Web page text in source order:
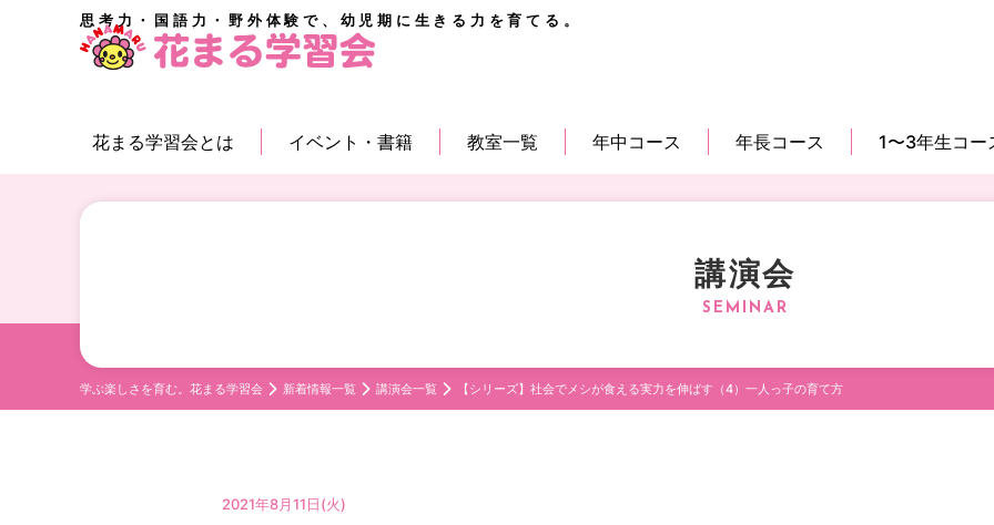
思考力・国語力・野外体験で、幼児期に生きる力を育てる。
花まる学習会とは イベント・書籍 教室一覧 年中コース 年長コース 1〜3年生コー
講演会
学ぶ楽しさを育む。花まる学習会 新着情報一覧 講演会一覧 【シリーズ】社会でメシが食える実力を伸ばす（4）一人っ子の育て方
2021年8月11日(火)